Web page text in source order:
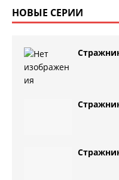
НОВЫЕ СЕРИИ